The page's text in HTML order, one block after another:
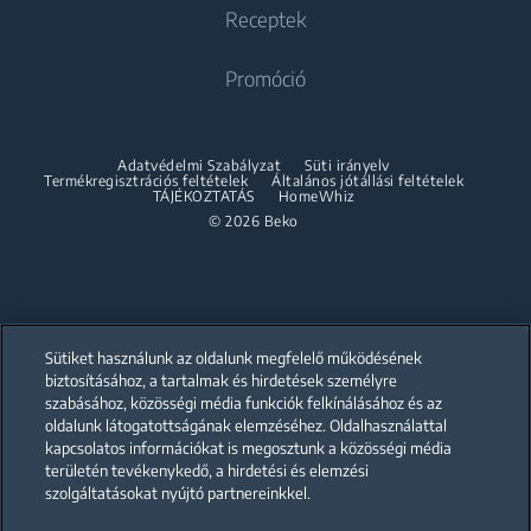
Sütés-Főzés
Szabadonálló tűzhelyek
Beépíthető mikrohullámú sütők
Beépíthető főzőlapok
Mosogatás
Szabadonálló mosogatógépek
Beépíthető mosogatógépek
Szárítógépek
Összeépítő keret
Sütés-Főzés
Beépíthető páraelszívók
Partnerships
Receptek
Promóció
© 2026 Beko
Adatvédelmi Szabályzat
Süti irányelv
Termékregisztrációs feltételek
Általános jótállási feltételek
TÁJÉKOZTATÁS
HomeWhiz
Our parent company, Beko has 55,000 employees throughout the world
with its global operations through its subsidiaries in 57 countries and 45
production facilities in 13 countries
(i.e. Türkiye, UK, Italy, Romania, Slovakia, Poland, South Africa, Russia,
Pakistan, India, Bangladesh, Thailand and China).
Sütiket használunk az oldalunk megfelelő működésének
biztosításához, a tartalmak és hirdetések személyre
szabásához, közösségi média funkciók felkínálásához és az
oldalunk látogatottságának elemzéséhez. Oldalhasználattal
kapcsolatos információkat is megosztunk a közösségi média
területén tevékenykedő, a hirdetési és elemzési
szolgáltatásokat nyújtó partnereinkkel.